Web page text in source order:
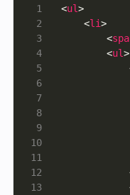
3
4
5
6
7
8
9
10
13
<ul
    <
li
>
        <
        <
ul
>